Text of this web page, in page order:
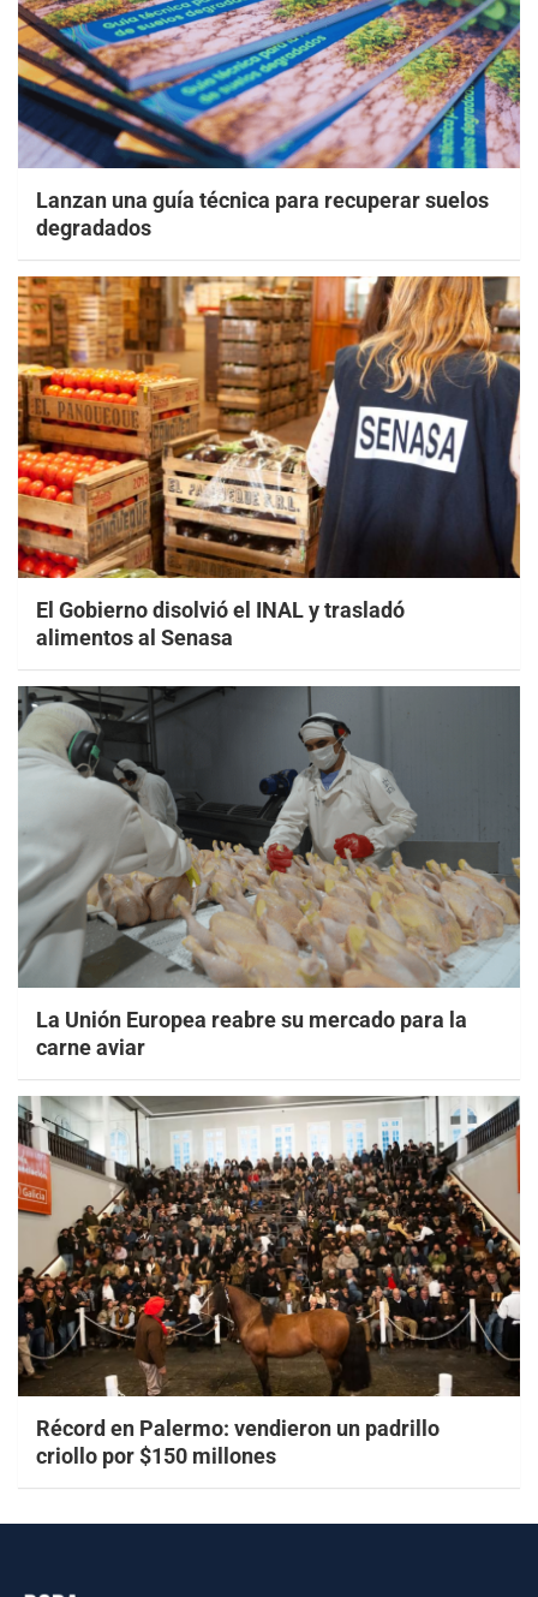
Lanzan una guía técnica para recuperar suelos
degradados
El Gobierno disolvió el INAL y trasladó
alimentos al Senasa
La Unión Europea reabre su mercado para la
carne aviar
Récord en Palermo: vendieron un padrillo
criollo por $150 millones